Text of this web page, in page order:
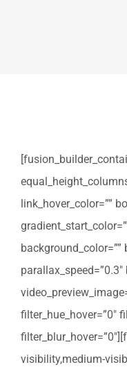
link_hover_color=””
filter_hue_hover=”0″
visibility,medium-